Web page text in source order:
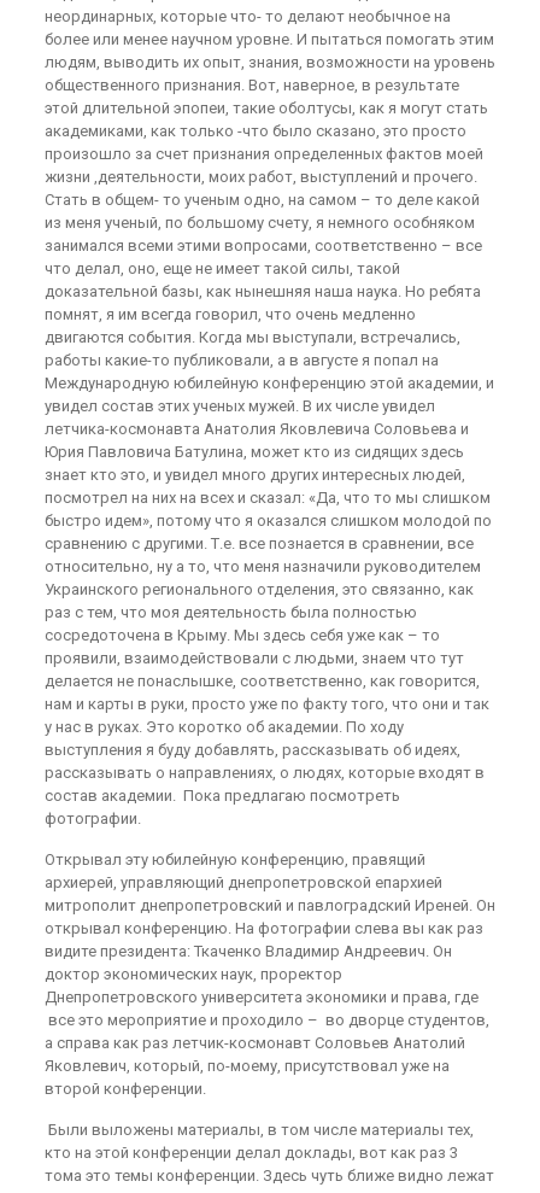
неординарных, которые что- то делают необычное на
более или менее научном уровне. И пытаться помогать этим
людям, выводить их опыт, знания, возможности на уровень
общественного признания. Вот, наверное, в результате
этой длительной эпопеи, такие оболтусы, как я могут стать
академиками, как только -что было сказано, это просто
произошло за счет признания определенных фактов моей
жизни ,деятельности, моих работ, выступлений и прочего.
Стать в общем- то ученым одно, на самом – то деле какой
из меня ученый, по большому счету, я немного особняком
занимался всеми этими вопросами, соответственно – все
что делал, оно, еще не имеет такой силы, такой
доказательной базы, как нынешняя наша наука. Но ребята
помнят, я им всегда говорил, что очень медленно
двигаются события. Когда мы выступали, встречались,
работы какие-то публиковали, а в августе я попал на
Международную юбилейную конференцию этой академии, и
увидел состав этих ученых мужей. В их числе увидел
летчика-космонавта Анатолия Яковлевича Соловьева и
Юрия Павловича Батулина, может кто из сидящих здесь
знает кто это, и увидел много других интересных людей,
посмотрел на них на всех и сказал: «Да, что то мы слишком
быстро идем», потому что я оказался слишком молодой по
сравнению с другими. Т.е. все познается в сравнении, все
относительно, ну а то, что меня назначили руководителем
Украинского регионального отделения, это связанно, как
раз с тем, что моя деятельность была полностью
сосредоточена в Крыму. Мы здесь себя уже как – то
проявили, взаимодействовали с людьми, знаем что тут
делается не понаслышке, соответственно, как говорится,
нам и карты в руки, просто уже по факту того, что они и так
у нас в руках. Это коротко об академии. По ходу
выступления я буду добавлять, рассказывать об идеях,
рассказывать о направлениях, о людях, которые входят в
состав академии. Пока предлагаю посмотреть
фотографии.
Открывал эту юбилейную конференцию, правящий
архиерей, управляющий днепропетровской епархией
митрополит днепропетровский и павлоградский Иреней. Он
открывал конференцию. На фотографии слева вы как раз
видите президента: Ткаченко Владимир Андреевич. Он
доктор экономических наук, проректор
Днепропетровского университета экономики и права, где
все это мероприятие и проходило – во дворце студентов,
а справа как раз летчик-космонавт Соловьев Анатолий
Яковлевич, который, по-моему, присутствовал уже на
второй конференции.
Были выложены материалы, в том числе материалы тех,
кто на этой конференции делал доклады, вот как раз 3
тома это темы конференции. Здесь чуть ближе видно лежат